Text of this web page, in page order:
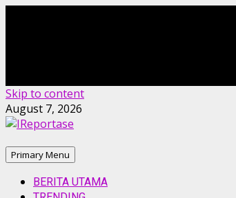
Skip to content
August 7, 2026
Primary Menu
BERITA UTAMA